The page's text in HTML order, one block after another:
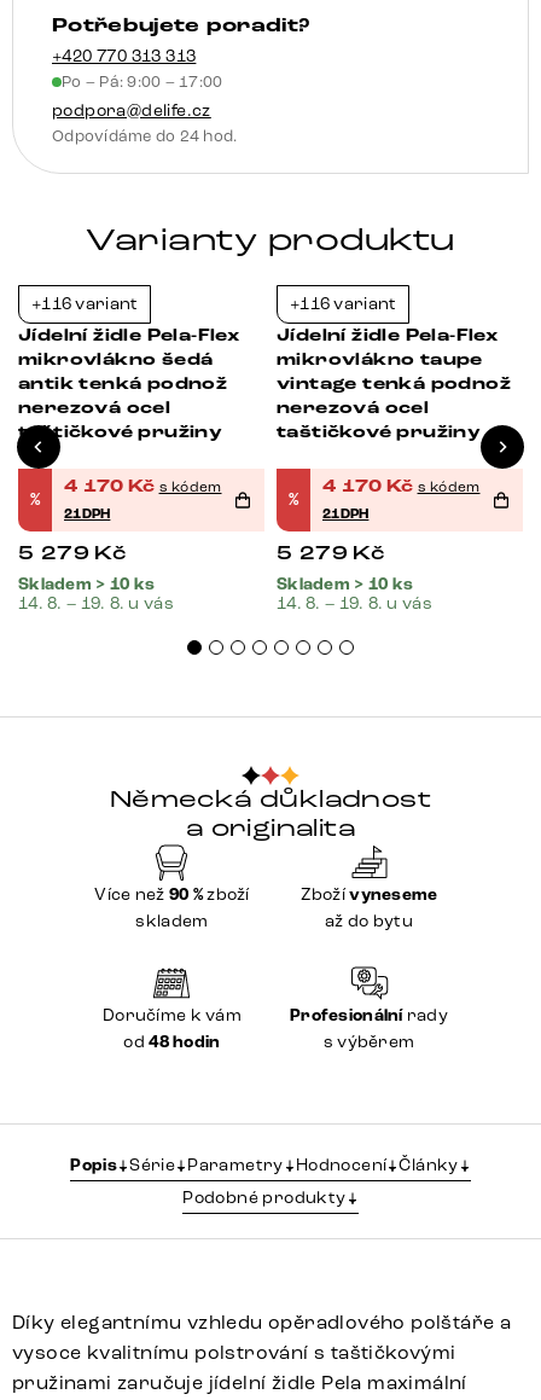
houpací
funkce
taštičkové
pružiny
množství
Potřebujete poradit?
+420 770 313 313
Po – Pá: 9:00 – 17:00
podpora@delife.cz
Odpovídáme do 24 hod.
Varianty produktu
+116 variant
Jídelní židle Pela-Flex
mikrovlákno šedá
antik tenká podnož
nerezová ocel
taštičkové pružiny
%
4 170 Kč s kódem
21DPH
5 279 Kč
Skladem > 10 ks
14. 8. – 19. 8. u vás
+116 variant
Jídelní židle Pela-Flex
mikrovlákno taupe
vintage tenká podnož
nerezová ocel
taštičkové pružiny
%
4 170 Kč s kódem
21DPH
5 279 Kč
Skladem > 10 ks
14. 8. – 19. 8. u vás
Německá důkladnost
a originalita
Více než 90 %zboží
skladem
Zbožívyneseme
až do bytu
Doručíme k vám
od48 hodin
Profesionálnírady
s výběrem
Popis Série Parametry Hodnocení Články
Podobné produkty
Díky elegantnímu vzhledu opěradlového polštáře a
vysoce kvalitnímu polstrování s taštičkovými
pružinami zaručuje jídelní židle Pela maximální